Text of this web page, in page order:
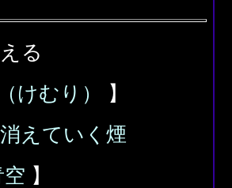
る
けむり）
】
えていく煙
空 】